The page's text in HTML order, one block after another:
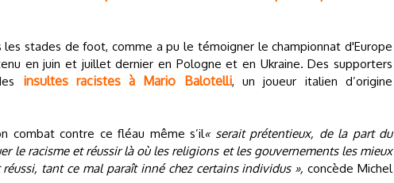
stades de foot, comme a pu le témoigner le championnat d'Europe
en juin et juillet dernier en Pologne et en Ukraine. Des supporters
insultes racistes à Mario Balotelli, un joueur italien d’origine
combat contre ce fléau même s’il« serait prétentieux, de la part du
le racisme et réussir là où les religions et les gouvernements les mieux
tant ce mal paraît inné chez certains individus », concède Michel